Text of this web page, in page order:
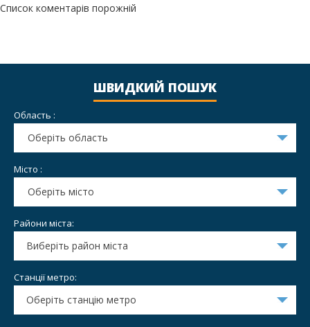
Список коментарів порожній
ШВИДКИЙ ПОШУК
Область :
Оберіть область
Місто :
Оберіть місто
Райони міста:
Виберіть район міста
Станції метро:
Оберіть станцію метро